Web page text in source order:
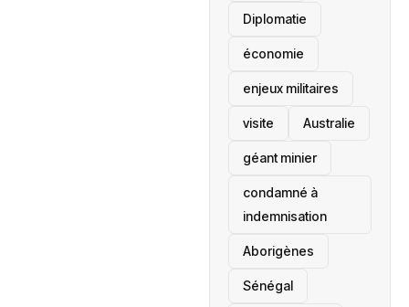
Diplomatie
économie
enjeux militaires
visite ‎Australie
géant minier
condamné à
indemnisation
Aborigènes
Sénégal